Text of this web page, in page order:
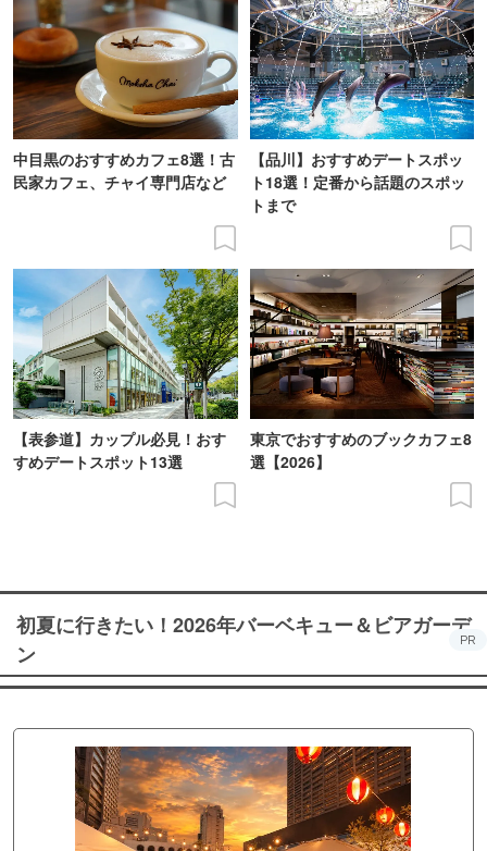
中目黒のおすすめカフェ8選！古
民家カフェ、チャイ専門店など
【品川】おすすめデートスポッ
ト18選！定番から話題のスポッ
トまで
【表参道】カップル必見！おす
すめデートスポット13選
東京でおすすめのブックカフェ8
選【2026】
初夏に行きたい！2026年バーベキュー＆ビアガーデ
ン
PR